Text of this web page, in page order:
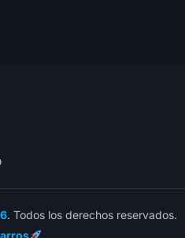
. Todos los derechos reservados.